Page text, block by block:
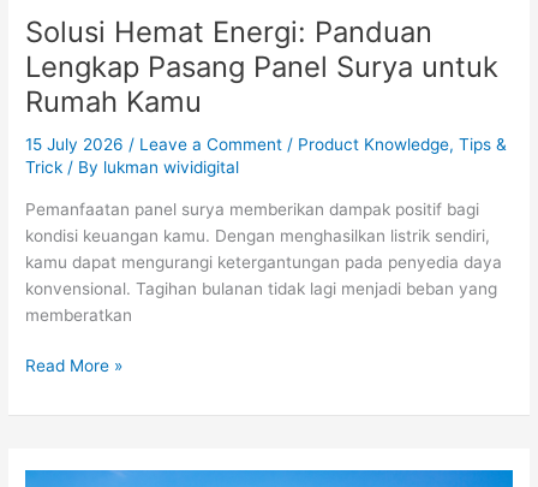
Solusi Hemat Energi: Panduan
Lengkap Pasang Panel Surya untuk
Rumah Kamu
15 July 2026/ Leave a Comment / Product Knowledge,Tips &
Trick / By lukman wividigital
Pemanfaatan panel surya memberikan dampak positif bagi
kondisi keuangan kamu. Dengan menghasilkan listrik sendiri,
kamu dapat mengurangi ketergantungan pada penyedia daya
konvensional. Tagihan bulanan tidak lagi menjadi beban yang
memberatkan
Read More »